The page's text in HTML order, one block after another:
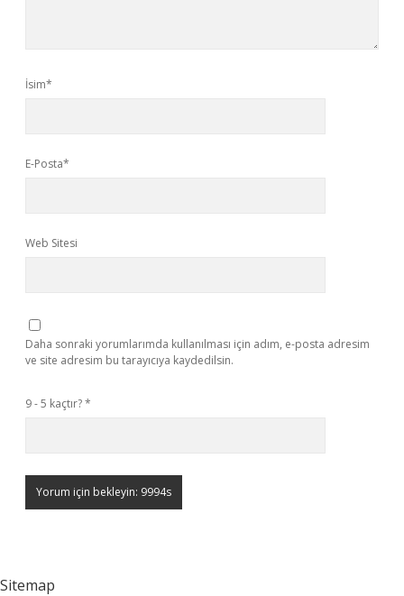
İsim*
E-Posta*
Web Sitesi
Daha sonraki yorumlarımda kullanılması için adım, e-posta adresim
ve site adresim bu tarayıcıya kaydedilsin.
9 - 5 kaçtır?*
Sitemap